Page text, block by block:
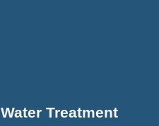
Water Treatment